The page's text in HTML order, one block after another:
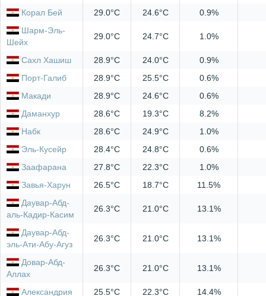
Корал Бей
29.0°C 24.6°C
0.9%
Шарм-Эль-
Шейх
29.0°C 24.7°C 1.0%
Сахл Хашиш 28.9°C 24.0°C
0.9%
Порт-Галиб
28.9°C 25.5°C
0.6%
Макади
28.9°C 24.6°C
0.6%
Даманхур
28.6°C 19.3°C
8.2%
Набк
28.6°C 24.9°C
1.0%
Эль-Кусейр
28.4°C 24.8°C
0.6%
Заафарана
27.8°C 22.3°C
1.0%
Завья-Харун
26.5°C 18.7°C
11.5%
Даувар-Абд-
аль-Кадир-Касим
26.3°C 21.0°C 13.1%
Даувар-Абд-
эль-Ати-Абу-Агуз
26.3°C 21.0°C 13.1%
Довар-Абд-
Аллах
26.3°C 21.0°C 13.1%
Александрия 25.5°C 22.3°C
14.4%